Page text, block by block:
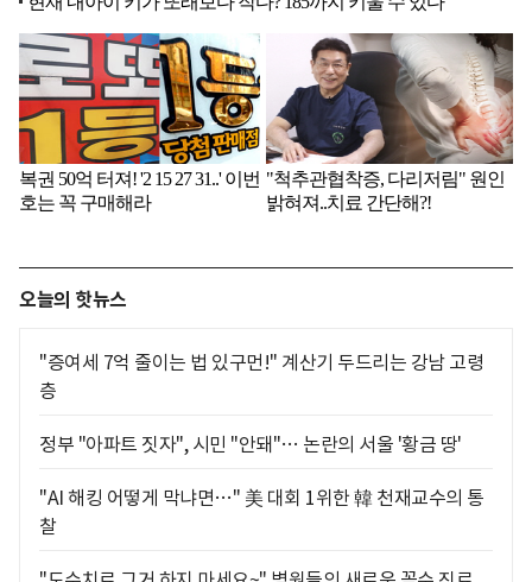
오늘의 핫뉴스
"증여세 7억 줄이는 법 있구먼!" 계산기 두드리는 강남 고령
층
정부 "아파트 짓자", 시민 "안돼"… 논란의 서울 '황금 땅'
"AI 해킹 어떻게 막냐면…" 美 대회 1위한 韓 천재교수의 통
찰